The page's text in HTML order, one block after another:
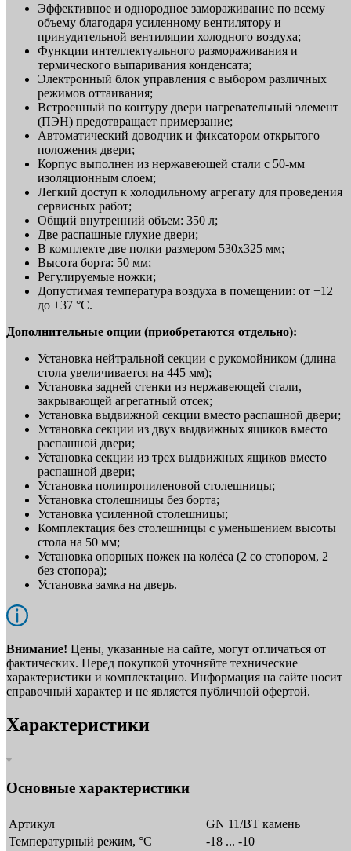
Эффективное и однородное замораживание по всему
объему благодаря усиленному вентилятору и
принудительной вентиляции холодного воздуха;
Функции интеллектуального размораживания и
термического выпаривания конденсата;
Электронный блок управления с выбором различных
режимов оттаивания;
Встроенный по контуру двери нагревательный элемент
(ПЭН) предотвращает примерзание;
Автоматический доводчик и фиксатором открытого
положения двери;
Корпус выполнен из нержавеющей стали с 50-мм
изоляционным слоем;
Легкий доступ к холодильному агрегату для проведения
сервисных работ;
Общий внутренний объем: 350 л;
Две распашные глухие двери;
В комплекте две полки размером 530x325 мм;
Высота борта: 50 мм;
Регулируемые ножки;
Допустимая температура воздуха в помещении: от +12
до +37 °C.
Дополнительные опции (приобретаются отдельно):
Установка нейтральной секции с рукомойником (длина
стола увеличивается на 445 мм);
Установка задней стенки из нержавеющей стали,
закрывающей агрегатный отсек;
Установка выдвижной секции вместо распашной двери;
Установка секции из двух выдвижных ящиков вместо
распашной двери;
Установка секции из трех выдвижных ящиков вместо
распашной двери;
Установка полипропиленовой столешницы;
Установка столешницы без борта;
Установка усиленной столешницы;
Комплектация без столешницы с уменьшением высоты
стола на 50 мм;
Установка опорных ножек на колёса (2 со стопором, 2
без стопора);
Установка замка на дверь.
Внимание! Цены, указанные на сайте, могут отличаться от
фактических. Перед покупкой уточняйте технические
характеристики и комплектацию. Информация на сайте носит
справочный характер и не является публичной офертой.
Характеристики
Основные характеристики
Артикул
GN 11/BT камень
Температурный режим, °C
-18 ... -10